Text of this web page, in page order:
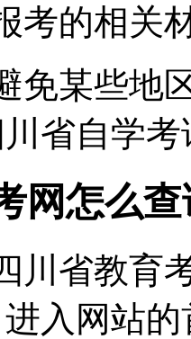
考的相关
免某些地
省自学
网怎么
川省教育
入网站的